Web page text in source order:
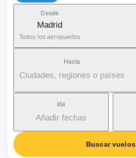
Desde
Madrid
Todos los aeropuertos
Hasta
Ciudades, regiones o países
Ida
Añadir fechas
Buscar vuelos